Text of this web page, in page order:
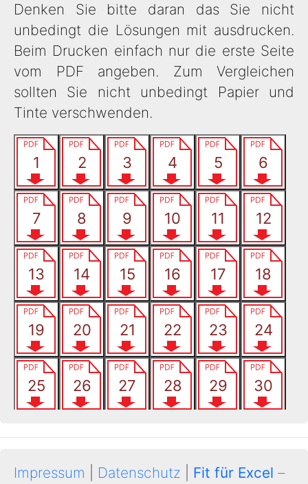
Denken Sie bitte daran das Sie nicht
unbedingt die Lösungen mit ausdrucken.
Beim Drucken einfach nur die erste Seite
vom PDF angeben. Zum Vergleichen
sollten Sie nicht unbedingt Papier und
Tinte verschwenden.
Impressum Datenschutz Fit für Excel –